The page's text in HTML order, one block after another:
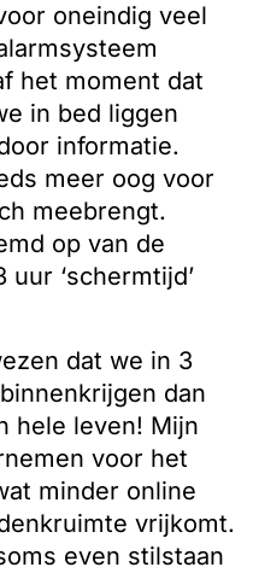
oneindig veel
het moment dat
in bed liggen
informatie.
meer oog voor
meebrengt.
op van de
‘schermtijd’
dat we in 3
dan
hele leven! Mijn
voor het
minder online
vrijkomt.
even stilstaan